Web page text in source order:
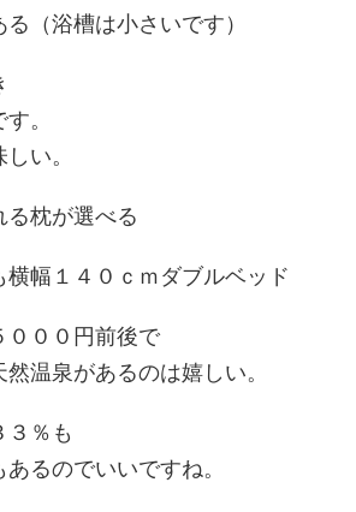
（浴槽は小さいです）
。
い。
る枕が選べる
横幅１４０ｃｍダブルベッド
０００円前後で
温泉があるのは嬉しい。
３％も
るのでいいですね。